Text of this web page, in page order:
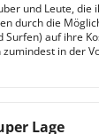
und Leute, die
durch die
Surfen) auf ihre
in der
Lage